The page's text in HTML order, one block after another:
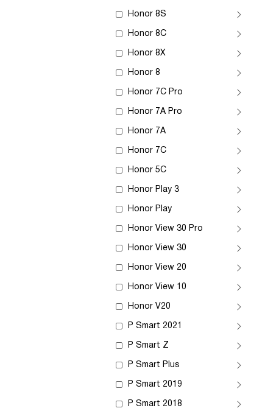
Honor 8S
Honor 8C
Honor 8X
Honor 8
Honor 7C Pro
Honor 7A Pro
Honor 7A
Honor 7C
Honor 5C
Honor Play 3
Honor Play
Honor View 30 Pro
Honor View 30
Honor View 20
Honor View 10
Honor V20
P Smart 2021
P Smart Z
P Smart Plus
P Smart 2019
P Smart 2018